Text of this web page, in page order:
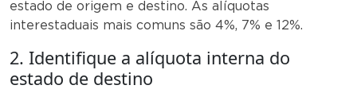
estado de origem e destino. As alíquotas
interestaduais mais comuns são 4%, 7% e 12%.
2. Identifique a alíquota interna do
estado de destino